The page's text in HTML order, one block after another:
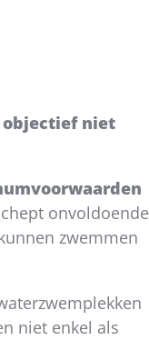
objectief niet
onvoldoende
zwemmen
niet enkel als